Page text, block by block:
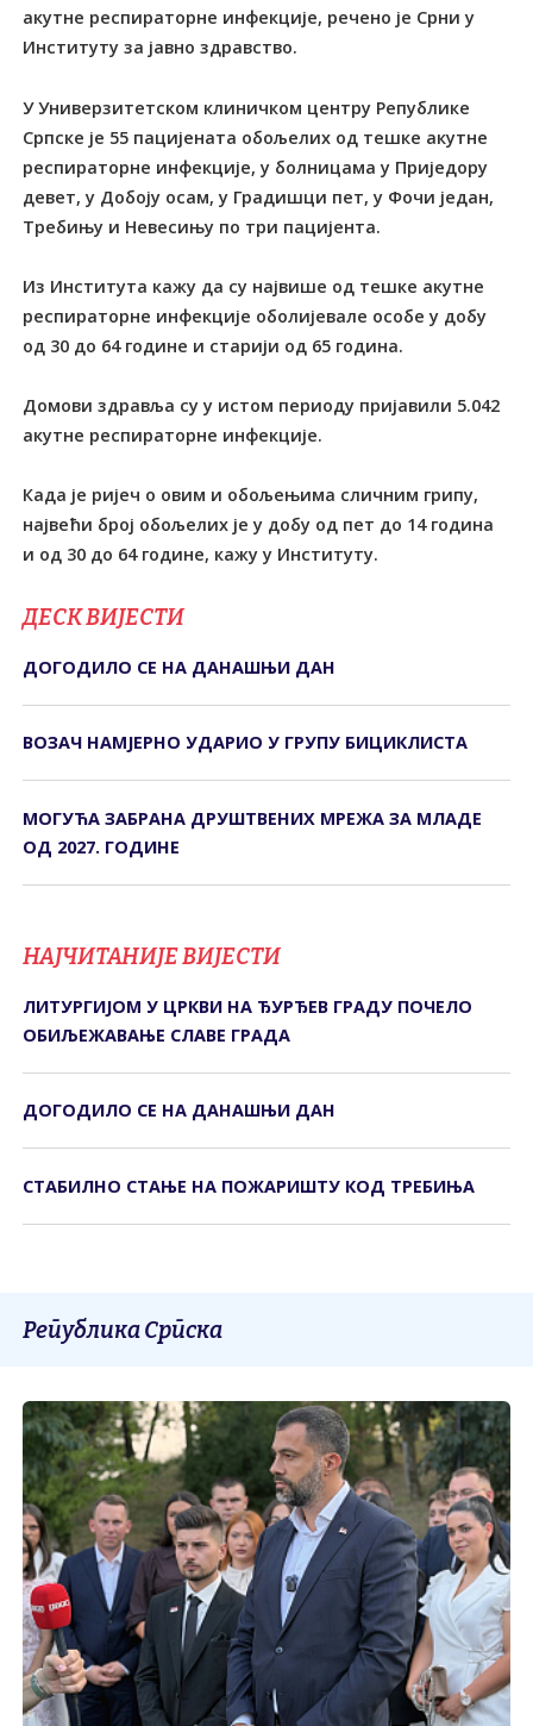
акутне респираторне инфекције, речено је Срни у
Институту за јавно здравство.
У Универзитетском клиничком центру Републике
Српске је 55 пацијената обољелих од тешке акутне
респираторне инфекције, у болницама у Приједору
девет, у Добоју осам, у Градишци пет, у Фочи један,
Требињу и Невесињу по три пацијента.
Из Института кажу да су највише од тешке акутне
респираторне инфекције оболијевале особе у добу
од 30 до 64 године и старији од 65 година.
Домови здравља су у истом периоду пријавили 5.042
акутне респираторне инфекције.
Када је ријеч о овим и обољењима сличним грипу,
највећи број обољелих је у добу од пет до 14 година
и од 30 до 64 године, кажу у Институту.
ДЕСК ВИЈЕСТИ
ДОГОДИЛО СЕ НА ДАНАШЊИ ДАН
ВОЗАЧ НАМЈЕРНО УДАРИО У ГРУПУ БИЦИКЛИСТА
МОГУЋА ЗАБРАНА ДРУШТВЕНИХ МРЕЖА ЗА МЛАДЕ
ОД 2027. ГОДИНЕ
НАЈЧИТАНИЈЕ ВИЈЕСТИ
ЛИТУРГИЈОМ У ЦРКВИ НА ЂУРЂЕВ ГРАДУ ПОЧЕЛО
ОБИЉЕЖАВАЊЕ СЛАВЕ ГРАДА
ДОГОДИЛО СЕ НА ДАНАШЊИ ДАН
СТАБИЛНО СТАЊЕ НА ПОЖАРИШТУ КОД ТРЕБИЊА
Република Српска